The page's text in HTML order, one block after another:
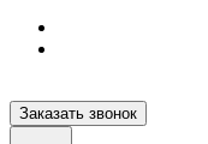
Заказать звонок